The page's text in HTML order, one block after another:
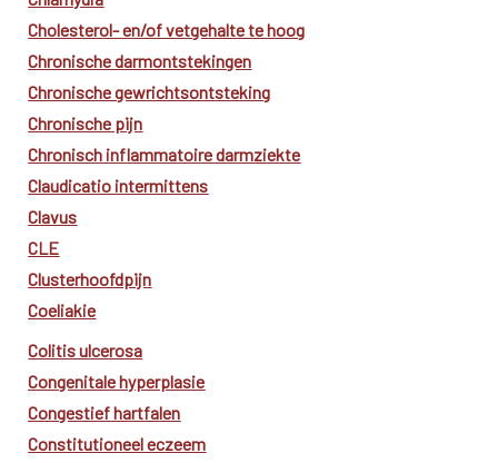
Cholesterol- en/of vetgehalte te hoog
Chronische darmontstekingen
Chronische gewrichtsontsteking
Chronische pijn
Chronisch inflammatoire darmziekte
Claudicatio intermittens
Clavus
CLE
Clusterhoofdpijn
Coeliakie
Colitis ulcerosa
Congenitale hyperplasie
Congestief hartfalen
Constitutioneel eczeem